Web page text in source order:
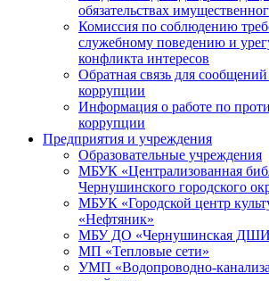
обязательствах
Комиссия по соблюдению
служебному поведению и
конфликта интересов
Обратная связь для
коррупции
Информация о работе по
коррупции
Предприятия и учреждения
Образовательные учреждения
МБУК «Централизованная
Чернушинского городского
МБУК «Городской центр
«Нефтяник»
МБУ ДО «Чернушинская
МП «Тепловые сети»
УМП «Водопроводно-